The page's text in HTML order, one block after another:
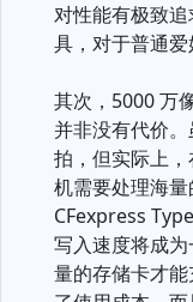
对性能有极致
具，对于普通爱
其次，5000 万
并非没有代价
拍，但实际上
机需要处理海
CFexpress
写入速度将成
量的存储卡才